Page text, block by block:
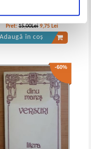
Paunescu - Tara in poezia
lui Adrian Paunescu
Pret:15,00Lei 9,75 Lei
Adaugă în coș
-60%